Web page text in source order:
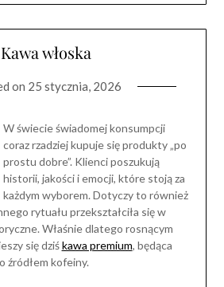
Kawa włoska
on 25 stycznia, 2026
W świecie świadomej konsumpcji
coraz rzadziej kupuje się produkty „po
prostu dobre”. Klienci poszukują
historii, jakości i emocji, które stoją za
każdym wyborem. Dotyczy to również
rytuału przekształciła się w
Właśnie dlatego rosnącym
się dziśkawa premium, będąca
źródłem kofeiny.